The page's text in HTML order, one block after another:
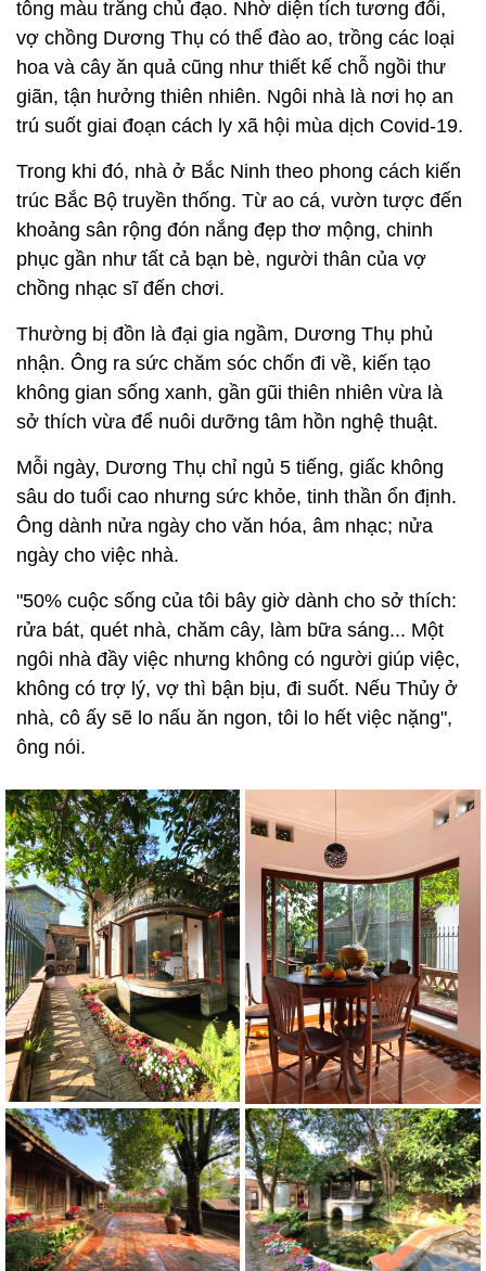
tông màu trắng chủ đạo. Nhờ diện tích tương đối,
vợ chồng Dương Thụ có thể đào ao, trồng các loại
hoa và cây ăn quả cũng như thiết kế chỗ ngồi thư
giãn, tận hưởng thiên nhiên. Ngôi nhà là nơi họ an
trú suốt giai đoạn cách ly xã hội mùa dịch Covid-19.
Trong khi đó, nhà ở Bắc Ninh theo phong cách kiến
trúc Bắc Bộ truyền thống. Từ ao cá, vườn tược đến
khoảng sân rộng đón nắng đẹp thơ mộng, chinh
phục gần như tất cả bạn bè, người thân của vợ
chồng nhạc sĩ đến chơi.
Thường bị đồn là đại gia ngầm, Dương Thụ phủ
nhận. Ông ra sức chăm sóc chốn đi về, kiến tạo
không gian sống xanh, gần gũi thiên nhiên vừa là
sở thích vừa để nuôi dưỡng tâm hồn nghệ thuật.
Mỗi ngày, Dương Thụ chỉ ngủ 5 tiếng, giấc không
sâu do tuổi cao nhưng sức khỏe, tinh thần ổn định.
Ông dành nửa ngày cho văn hóa, âm nhạc; nửa
ngày cho việc nhà.
"50% cuộc sống của tôi bây giờ dành cho sở thích:
rửa bát, quét nhà, chăm cây, làm bữa sáng... Một
ngôi nhà đầy việc nhưng không có người giúp việc,
không có trợ lý, vợ thì bận bịu, đi suốt. Nếu Thủy ở
nhà, cô ấy sẽ lo nấu ăn ngon, tôi lo hết việc nặng",
ông nói.